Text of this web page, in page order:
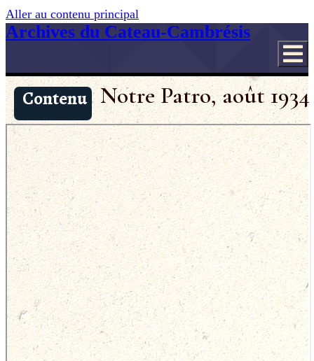
Aller au contenu principal
Archives du Cateau-Cambrésis
Contenu Notre Patro, août 1934